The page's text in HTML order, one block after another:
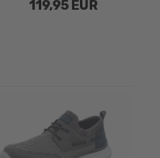
119,95 EUR